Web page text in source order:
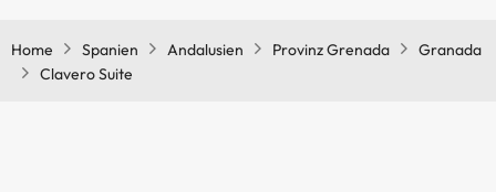
Home
Spanien Andalusien Provinz Grenada
Granada
Clavero Suite